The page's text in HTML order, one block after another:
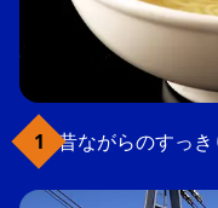
昔ながらのすっ